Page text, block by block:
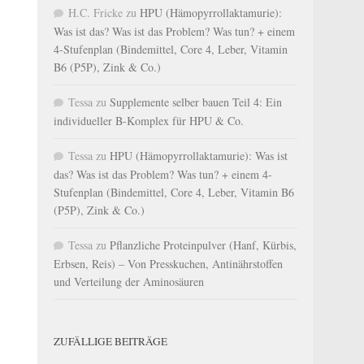
H.C. Fricke zu HPU (Hämopyrrollaktamurie):
Was ist das? Was ist das Problem? Was tun? + einem
4-Stufenplan (Bindemittel, Core 4, Leber, Vitamin
B6 (P5P), Zink & Co.)
Tessa zu Supplemente selber bauen Teil 4: Ein
individueller B-Komplex für HPU & Co.
Tessa zu HPU (Hämopyrrollaktamurie): Was ist
das? Was ist das Problem? Was tun? + einem 4-
Stufenplan (Bindemittel, Core 4, Leber, Vitamin B6
(P5P), Zink & Co.)
Tessa zu Pflanzliche Proteinpulver (Hanf, Kürbis,
Erbsen, Reis) – Von Presskuchen, Antinährstoffen
und Verteilung der Aminosäuren
ZUFÄLLIGE BEITRÄGE